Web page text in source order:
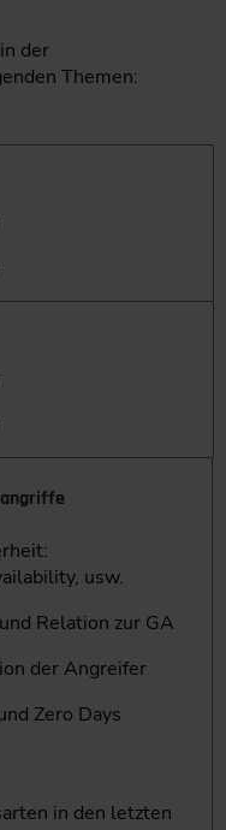
der
Themen:
usw.
Relation zur GA
der Angreifer
Zero Days
in den letzten